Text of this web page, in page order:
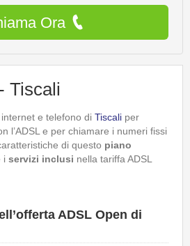
Ora
Tiscali
internet e telefono di Tiscali per
l’ADSL e per chiamare i numeri fissi
di questo piano
i servizi inclusi nella tariffa ADSL
ADSL Open di